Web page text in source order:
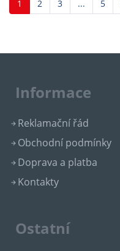
1 2 3 ... 5
Informace
Reklamační řád
Obchodní podmínky
Doprava a platba
Kontakty
Ostatní